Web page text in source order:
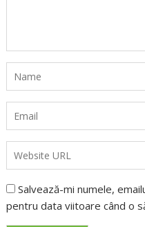
Salvează-mi numele,
pentru data viitoare când o